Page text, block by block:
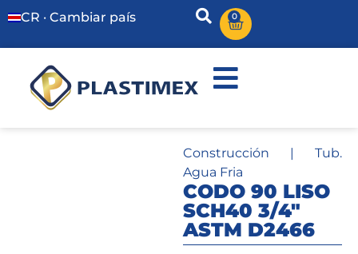
CR · Cambiar país 0
Construcción | Tub.
Agua Fria
CODO 90 LISO
SCH40 3/4″
ASTM D2466